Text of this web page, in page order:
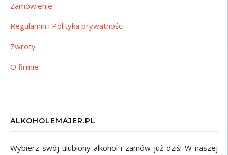
Zamówienie
Regulamin i Polityka prywatności
Zwroty
O firmie
ALKOHOLEMAJER.PL
Wybierz swój ulubiony alkohol i zamów już dziś! W naszej